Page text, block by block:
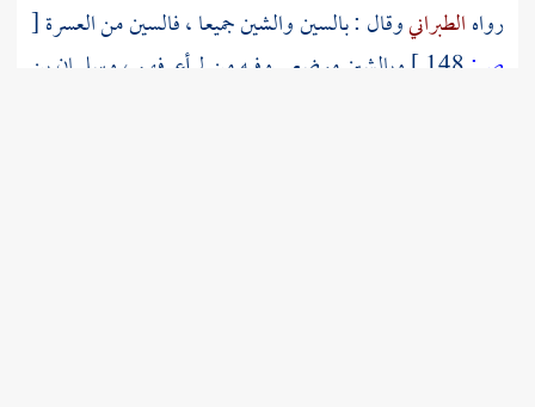
رواهالطبرانيوقال : بالسين والشين جميعا ، فالسين من العسرة[
ص:
وبالشين موضع . وفيه من لم أعرفهم ،وسليمان بن